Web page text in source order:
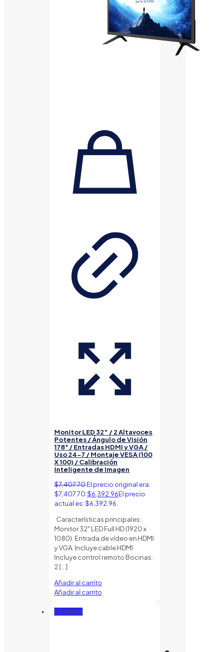
Monitor LED 32″ / 2 Altavoces
Potentes / Ángulo de Visión
178° / Entradas HDMI y VGA /
Uso 24-7 / Montaje VESA (100
X 100) / Calibración
Inteligente de Imagen
$7,407.70El precio original era:
$7,407.70.$6,392.96El precio
actual es: $6,392.96.
Características principales:
Monitor 32" LED Full HD (1920 x
1080). Entrada de vídeo en HDMI
y VGA. Incluye cable HDMI
Incluye control remoto Bocinas:
2 […]
Añadir al carrito
Añadir al carrito
En oferta